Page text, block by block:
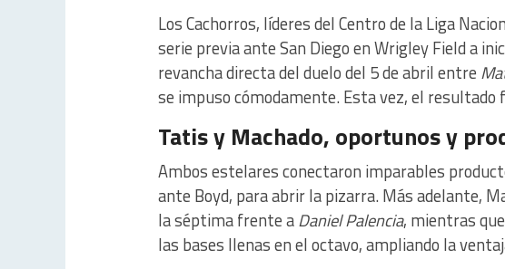
Los Cachorros, líderes del Centro de la Liga
serie previa ante San Diego en Wrigley Field a
revancha directa del duelo del 5 de abril entre
se impuso cómodamente. Esta vez, el
Tatis y Machado, oportunos y
Ambos estelares conectaron imparables
ante Boyd, para abrir la pizarra. Más adelante,
la séptima frente aDaniel Palencia, mientras
las bases llenas en el octavo, ampliando la